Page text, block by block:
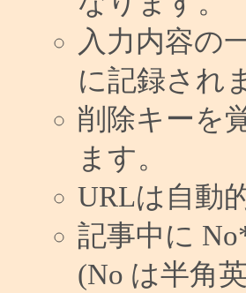
入力内容の
に記録され
削除キーを
ます。
URLは自動
記事中に
(No は半角